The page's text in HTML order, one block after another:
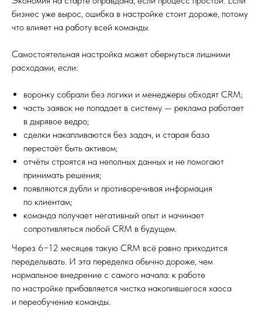
бизнес уже вырос, ошибка в настройке стоит дороже, потому
что влияет на работу всей команды.
Самостоятельная настройка может обернуться лишними
расходами, если:
воронку собрали без логики и менеджеры обходят CRM;
часть заявок не попадает в систему — реклама работает
в дырявое ведро;
сделки накапливаются без задач, и старая база
перестаёт быть активом;
отчёты строятся на неполных данных и не помогают
принимать решения;
появляются дубли и противоречивая информация
по клиентам;
команда получает негативный опыт и начинает
сопротивляться любой CRM в будущем.
Через 6−12 месяцев такую CRM всё равно приходится
переделывать. И эта переделка обычно дороже, чем
нормальное внедрение с самого начала: к работе
по настройке прибавляется чистка накопившегося хаоса
и переобучение команды.